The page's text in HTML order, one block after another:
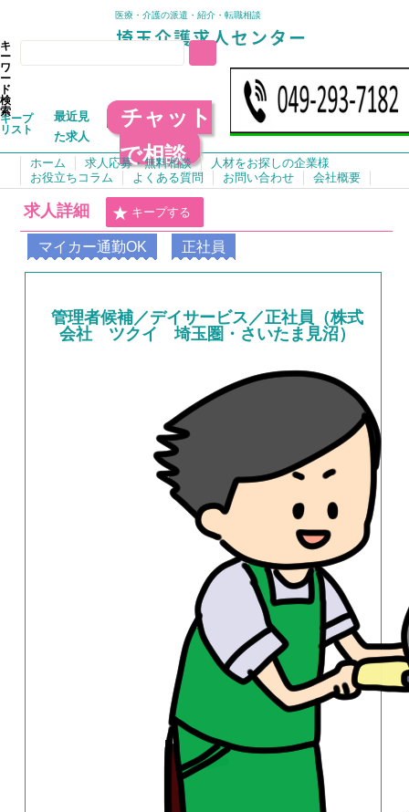
医療・介護の派遣・紹介・転職相談
キ
ー
ワ
ー
ド
検
索
キープ
リスト
最近見
た求人
チャット
で相談
ホーム 求人応募・無料相談
人材をお探しの企業様
お役立ちコラム
よくある質問 お問い合わせ 会社概要
求人詳細 キープする
マイカー通勤OK 正社員
管理者候補／デイサービス／正社員（株式
会社 ツクイ 埼玉圏・さいたま見沼）